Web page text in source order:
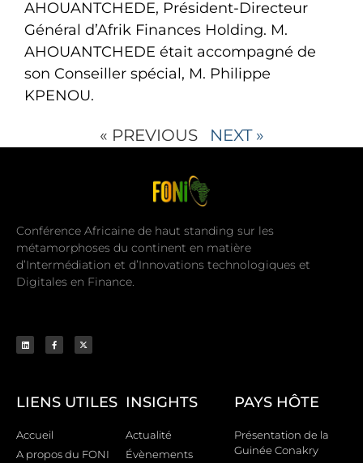
AHOUANTCHEDE, Président-Directeur
Général d’Afrik Finances Holding. M.
AHOUANTCHEDE était accompagné de
son Conseiller spécial, M. Philippe
KPENOU.
« PREVIOUS NEXT »
Conférence Africaine de haut standing sur les
métamorphoses du continent en matière
d’Intermédiation et d’Innovations technologiques et
Digitales en Finance.
LIENS UTILES
Accueil
A propos du FONI
INSIGHTS
Actualité
Évènements
PAYS HÔTE
Présentation de la
Guinée Conakry